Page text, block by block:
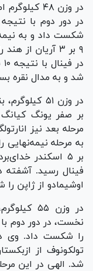
در وزن ۴۸
شکست داد و به
۹ بر ۳ آریان
شد و به مدال نقره
بر صفر یونگ
بر ۵ اسکندر
اوشیمادو از ژاپن
در وزن
تولکونوف از